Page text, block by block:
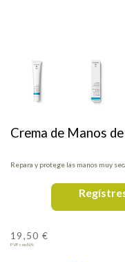
Crema de Manos
Repara y protege las manos muy
19,50 €
PVP con IVA: